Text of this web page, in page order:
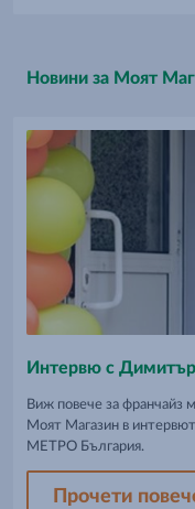
Новини за Моят
Интервю с
Виж повече за франчайз
Моят Магазин в
МЕТРО България.
Прочети